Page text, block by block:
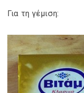
Για τη γέμιση: